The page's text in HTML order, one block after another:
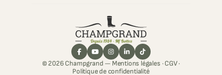
© 2026 Champgrand — Mentions légales ·CGV·
Politique de confidentialité